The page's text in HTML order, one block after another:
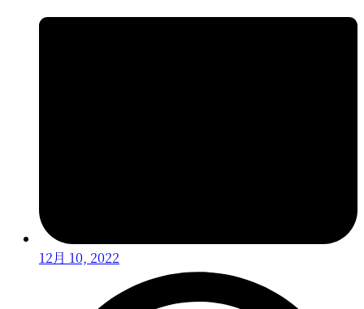
12月 10, 2022